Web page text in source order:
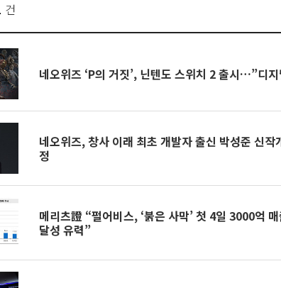
건
네오위즈 ‘P의 거짓’, 닌텐도 스위치 2 출시…”디
네오위즈, 창사 이래 최초 개발자 출신 박성준 신작
정
메리츠證 “펄어비스, ‘붉은 사막’ 첫 4일 3000억
달성 유력”